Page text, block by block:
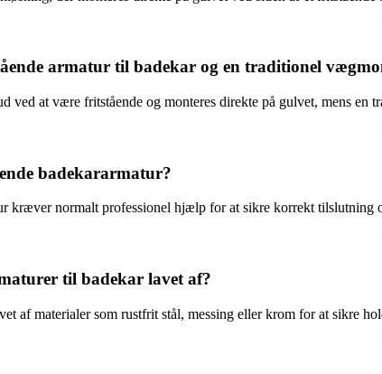
armatur til badekar og en traditionel
ved at være fritstående og monteres direkte på gulvet, mens en
badekararmatur?
kræver normalt professionel hjælp for at sikre korrekt tilslutning
til badekar lavet af?
af materialer som rustfrit stål, messing eller krom for at sikre